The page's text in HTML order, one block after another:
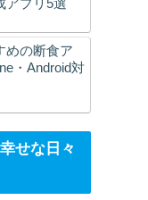
アプリ5選
めの断食ア
・Android対
せな日々